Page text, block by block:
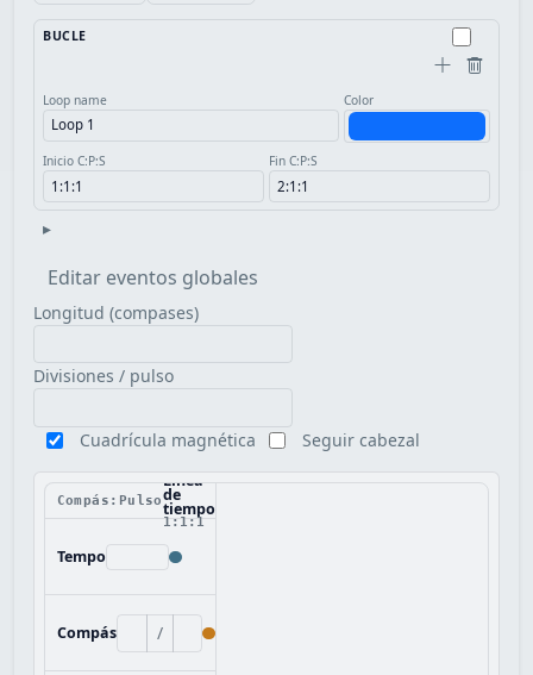
BUCLE
Loop name Color
Inicio C:P:S Fin C:P:S
▸
Editar eventos globales
Longitud (compases)
Divisiones / pulso
Cuadrícula magnética Seguir cabezal
Compás:Pulso
Línea
de
tiempo
1:1:1
Tempo
Compás /